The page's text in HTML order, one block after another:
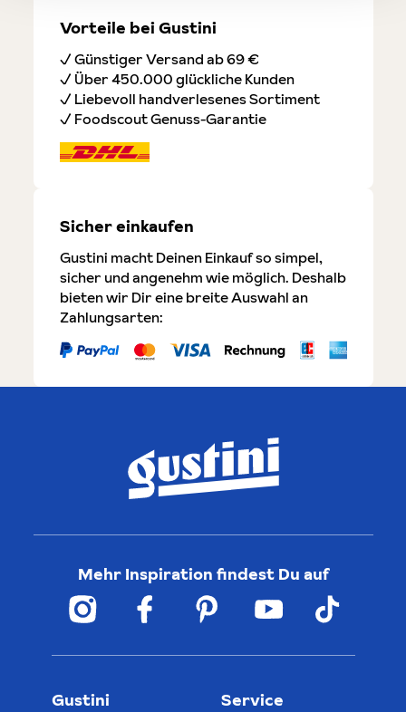
Vorteile bei Gustini
✓ Günstiger Versand ab 69 €
✓ Über 450.000 glückliche Kunden
✓ Liebevoll handverlesenes Sortiment
✓ Foodscout Genuss-Garantie
Sicher einkaufen
Gustini macht Deinen Einkauf so simpel,
sicher und angenehm wie möglich. Deshalb
bieten wir Dir eine breite Auswahl an
Zahlungsarten:
Mehr Inspiration findest Du auf
Gustini
Service